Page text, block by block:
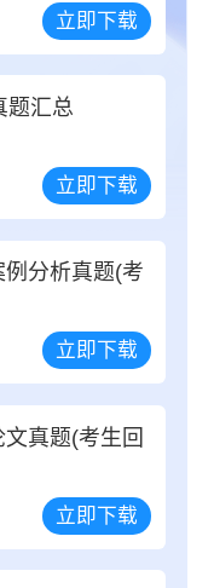
立即下载
题汇总
立即下载
分析真题(考
立即下载
真题(考生回
立即下载